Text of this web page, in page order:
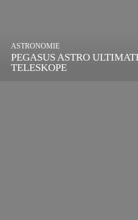
PEGASUS ASTRO
TELESKOPE
ASTRONOMIE